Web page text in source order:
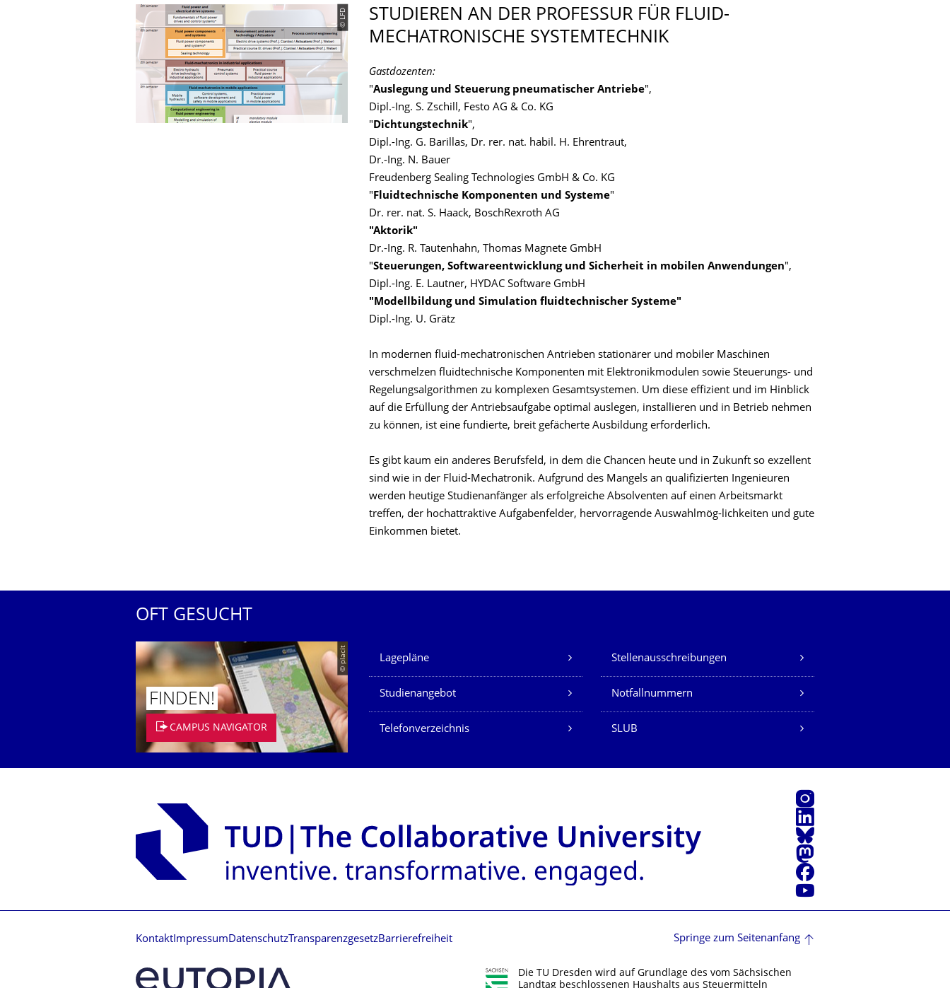
© LFD
STUDIEREN AN DER PROFESSUR FÜR FLUID-
MECHATRONISCHE SYSTEMTECHNIK
Gastdozenten:
"Auslegung und Steuerung pneumatischer Antriebe",
Dipl.-Ing. S. Zschill, Festo AG & Co. KG
"Dichtungstechnik",
Dipl.-Ing. G. Barillas, Dr. rer. nat. habil. H. Ehrentraut,
Dr.-Ing. N. Bauer
Freudenberg Sealing Technologies GmbH & Co. KG
"Fluidtechnische Komponenten und Systeme"
Dr. rer. nat. S. Haack, BoschRexroth AG
"Aktorik"
Dr.-Ing. R. Tautenhahn, Thomas Magnete GmbH
"Steuerungen, Softwareentwicklung und Sicherheit in mobilen Anwendungen",
Dipl.-Ing. E. Lautner, HYDAC Software GmbH
"Modellbildung und Simulation fluidtechnischer Systeme"
Dipl.-Ing. U. Grätz
In modernen fluid-mechatronischen Antrieben stationärer und mobiler Maschinen
verschmelzen fluidtechnische Komponenten mit Elektronikmodulen sowie Steuerungs- und
Regelungsalgorithmen zu komplexen Gesamtsystemen. Um diese effizient und im Hinblick
auf die Erfüllung der Antriebsaufgabe optimal auslegen, installieren und in Betrieb nehmen
zu können, ist eine fundierte, breit gefächerte Ausbildung erforderlich.
Es gibt kaum ein anderes Berufsfeld, in dem die Chancen heute und in Zukunft so exzellent
sind wie in der Fluid-Mechatronik. Aufgrund des Mangels an qualifizierten Ingenieuren
werden heutige Studienanfänger als erfolgreiche Absolventen auf einen Arbeitsmarkt
treffen, der hochattraktive Aufgabenfelder, hervorragende Auswahlmög-lichkeiten und gute
Einkommen bietet.
OFT GESUCHT
© placit
FINDEN!
CAMPUS NAVIGATOR
Unsere Dienste
Lagepläne Stellenausschreibungen
Studienangebot Notfallnummern
Telefonverzeichnis SLUB
Instagram
LinkedIn
Bluesky
Mastodon
Facebook
Youtube
Kontakt Impressum DatenschutzTransparenzgesetzBarrierefreiheit Springe zum Seitenanfang
Die TU Dresden wird auf Grundlage des vom Sächsischen
Landtag beschlossenen Haushalts aus Steuermitteln